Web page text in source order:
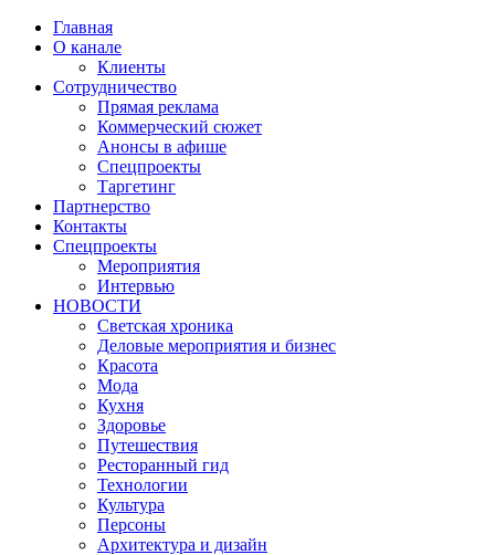
Главная
О канале
Клиенты
Сотрудничество
Прямая реклама
Коммерческий сюжет
Анонсы в афише
Cпецпроекты
Таргетинг
Партнерство
Контакты
Спецпроекты
Мероприятия
Интервью
НОВОСТИ
Светская хроника
Деловые мероприятия и бизнес
Красота
Мода
Кухня
Здоровье
Путешествия
Ресторанный гид
Технологии
Культура
Персоны
Архитектура и дизайн